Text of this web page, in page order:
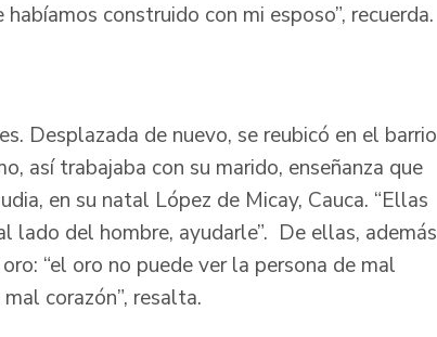
construido con mi esposo”, recuerda.
Desplazada de nuevo, se reubicó en el barrio
así trabajaba con su marido, enseñanza que
en su natal López de Micay, Cauca. “Ellas
lado del hombre, ayudarle”. De ellas, además
“el oro no puede ver la persona de mal
corazón”, resalta.